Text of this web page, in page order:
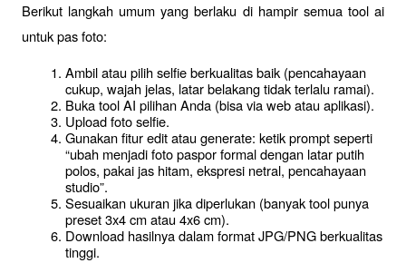
Berikut langkah umum yang berlaku di hampir semua tool ai
untuk pas foto:
Ambil atau pilih selfie berkualitas baik (pencahayaan
cukup, wajah jelas, latar belakang tidak terlalu ramai).
Buka tool AI pilihan Anda (bisa via web atau aplikasi).
Upload foto selfie.
Gunakan fitur edit atau generate: ketik prompt seperti
“ubah menjadi foto paspor formal dengan latar putih
polos, pakai jas hitam, ekspresi netral, pencahayaan
studio”.
Sesuaikan ukuran jika diperlukan (banyak tool punya
preset 3x4 cm atau 4x6 cm).
Download hasilnya dalam format JPG/PNG berkualitas
tinggi.